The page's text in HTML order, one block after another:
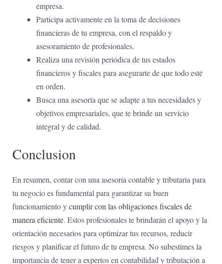
empresa.
Participa activamente⁣ en la toma de‌ decisiones
financieras de tu⁤ empresa, con el respaldo y
asesoramiento de profesionales.
Realiza una⁤ revisión ⁣periódica de tus estados
financieros y‍ fiscales para asegurarte​ de que todo esté
en‍ orden.
Busca⁢ una asesoría⁤ que ‌se adapte a tus necesidades ⁢y
objetivos empresariales, que te ‌brinde un​ servicio
integral y ⁢de calidad.
Conclusion
En resumen, ​contar⁢ con una asesoría contable y tributaria para
tu negocio es fundamental ⁣para garantizar su buen
funcionamiento y⁣cumplir con las obligaciones fiscales de
manera eficiente. Estos ​profesionales te brindarán el apoyo y la
orientación necesarios para optimizar tus ⁤recursos, reducir
riesgos y planificar el‌ futuro de tu empresa. No subestimes la ​
importancia de‍ tener a expertos en contabilidad y tributación a